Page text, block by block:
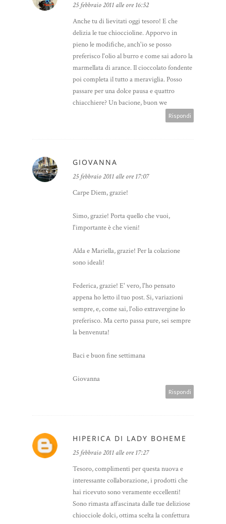
25 febbraio 2011 alle ore 16:52
Anche tu di lievitati oggi tesoro! E che
delizia le tue chioccioline. Apporvo in
pieno le modifiche, anch'io se posso
preferisco l'olio al burro e come sai adoro la
marmellata di arance. Il cioccolato fondente
poi completa il tutto a meraviglia. Posso
passare per una dolce pausa e quattro
chiacchiere? Un bacione, buon we
Rispondi
GIOVANNA
25 febbraio 2011 alle ore 17:07
Carpe Diem, grazie!
Simo, grazie! Porta quello che vuoi,
l'importante è che vieni!
Alda e Mariella, grazie! Per la colazione
sono ideali!
Federica, grazie! E' vero, l'ho pensato
appena ho letto il tuo post. Si, variazioni
sempre, e, come sai, l'olio extravergine lo
preferisco. Ma certo passa pure, sei sempre
la benvenuta!
Baci e buon fine settimana
Giovanna
Rispondi
HIPERICA DI LADY BOHEME
25 febbraio 2011 alle ore 17:27
Tesoro, complimenti per questa nuova e
interessante collaborazione, i prodotti che
hai ricevuto sono veramente eccellenti!
Sono rimasta affascinata dalle tue deliziose
chiocciole dolci, ottima scelta la confettura